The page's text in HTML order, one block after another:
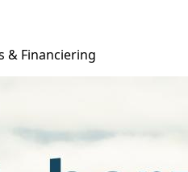
& Financiering